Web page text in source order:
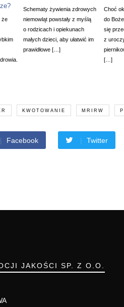
że
Schematy żywienia zdrowych
niemowląt powstały z myślą
o rodzicach i opiekunach
małych dzieci, aby ułatwić im
prawidłowe […]
Choć
do
się
z
[…]
KWOTOWANIE MRIRW
Facebook Twitter
JAKOŚCI SP. Z O.O.